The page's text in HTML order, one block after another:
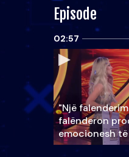
Episode
02:57
"Një
falënderon
emocionesh